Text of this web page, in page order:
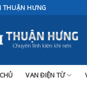
THUẬN HƯNG
VAN ĐIỆN TỪ